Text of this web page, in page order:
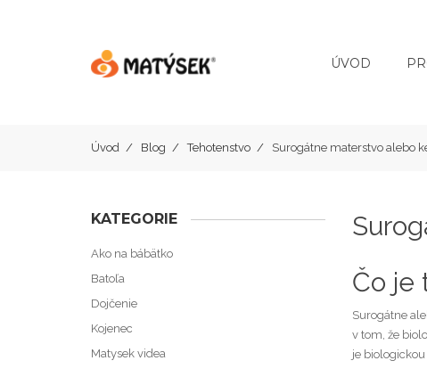
ÚVOD
Úvod Blog Tehotenstvo Surogátne materstvo alebo
KATEGORIE
Ako na bábätko
Batoľa
Dojčenie
Kojenec
Matysek videa
Čo je
Surogátne
v tom, že
je